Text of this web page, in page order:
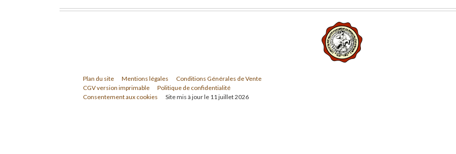
Plan du site Mentions légales
Conditions Générales de Vente
CGV version imprimable
Politique de confidentialité
Consentement aux cookies
Site mis à jour le 11 juillet 2026